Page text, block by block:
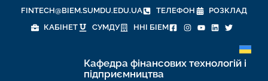
FINTECH@BIEM.SUMDU.EDU.UA ТЕЛЕФОН
РОЗКЛАД
КАБІНЕТ
СУМДУ ННІ БІЕМ
Кафедра фінансових технологій і
підприємництва